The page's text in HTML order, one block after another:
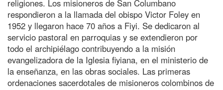
religiones. Los misioneros de San Columbano
respondieron a la llamada del obispo Victor Foley en
1952 y llegaron hace 70 años a Fiyi. Se dedicaron al
servicio pastoral en parroquias y se extendieron por
todo el archipiélago contribuyendo a la misión
evangelizadora de la Iglesia fiyiana, en el ministerio de
la enseñanza, en las obras sociales. Las primeras
ordenaciones sacerdotales de misioneros colombinos de